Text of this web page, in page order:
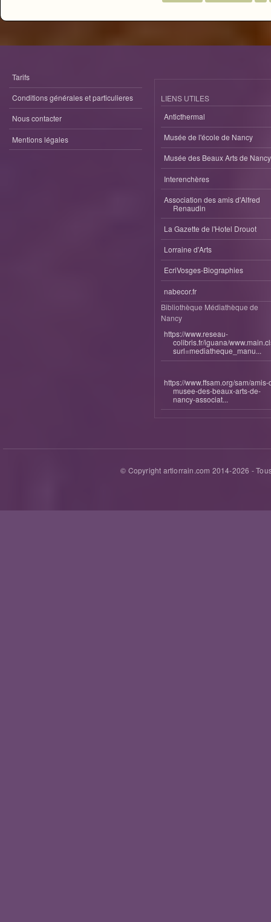
Tarifs
Conditions générales et particulieres
Nous contacter
Mentions légales
LIENS UTILES
Anticthermal
Musée de l'école de Nancy
Musée des Beaux Arts de Nancy
Interenchères
Association des amis d'Alfred
Renaudin
La Gazette de l'Hotel Drouot
Lorraine d'Arts
EcriVosges-Biographies
nabecor.fr
Bibliothèque Médiathèque de
Nancy
https://www.reseau-
colibris.fr/iguana/
surl=mediatheque_manu...
https://www.ffsam.org/sam/amis-
musee-des-beaux-arts-de-
nancy-associat...
© Copyright artlorrain.com 2014-2026 -